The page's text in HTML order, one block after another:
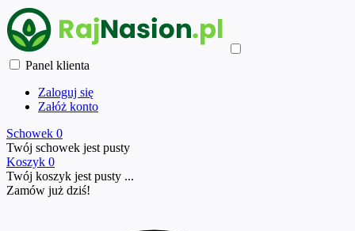
Panel klienta
Zaloguj się
Załóż konto
Schowek 0
Twój schowek jest pusty
Koszyk 0
Twój koszyk jest pusty ...
Zamów już dziś!